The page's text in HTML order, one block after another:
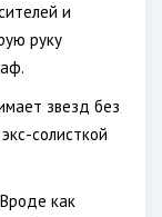
и
руку
звезд без
солисткой
как